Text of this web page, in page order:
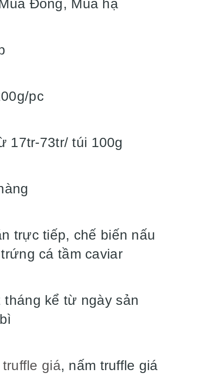
Đông, Mùa hạ
pc
17tr-73tr/ túi 100g
trực tiếp, chế biến nấu
cá tầm caviar
tháng kể từ ngày sản
truffle giá, nấm truffle giá